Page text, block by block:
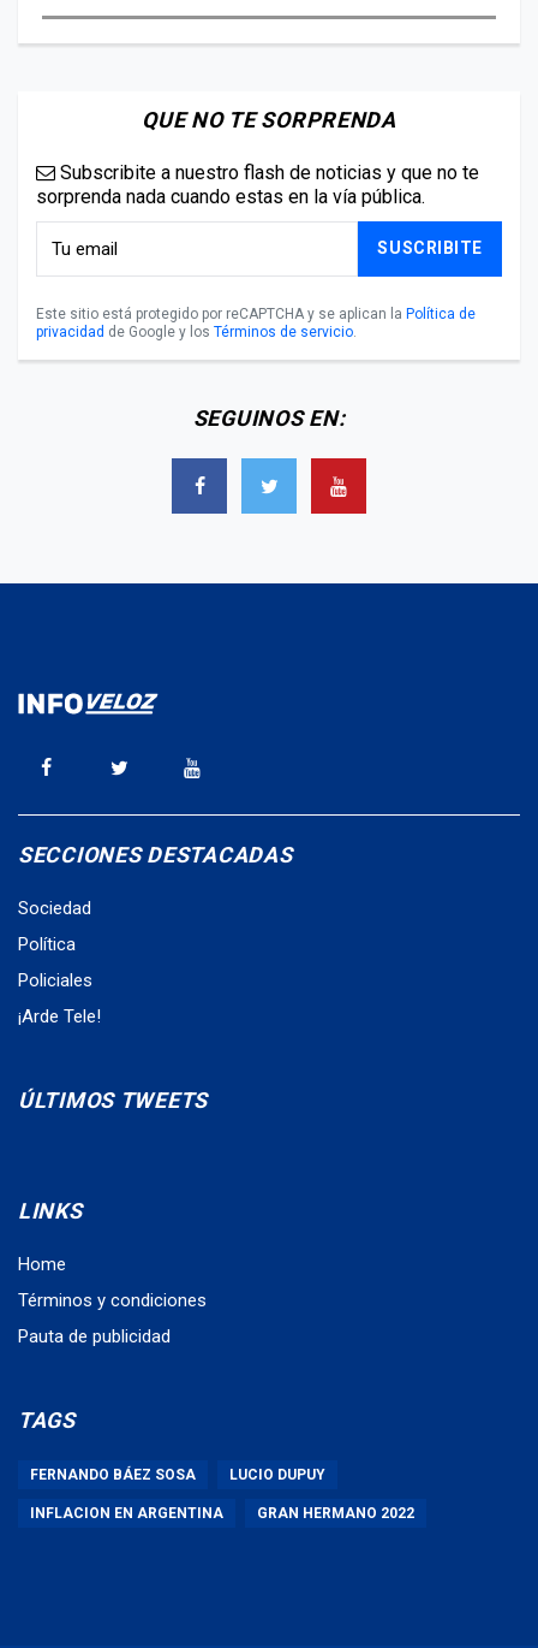
QUE NO TE SORPRENDA
Subscribite a nuestro flash de noticias y que no te
sorprenda nada cuando estas en la vía pública.
SUSCRIBITE
Este sitio está protegido por reCAPTCHA y se aplican la Política de
privacidad de Google y los Términos de servicio.
SEGUINOS EN:
SECCIONES DESTACADAS
Sociedad
Política
Policiales
¡Arde Tele!
ÚLTIMOS TWEETS
LINKS
Home
Términos y condiciones
Pauta de publicidad
TAGS
FERNANDO BÁEZ SOSA LUCIO DUPUY
INFLACION EN ARGENTINA GRAN HERMANO 2022